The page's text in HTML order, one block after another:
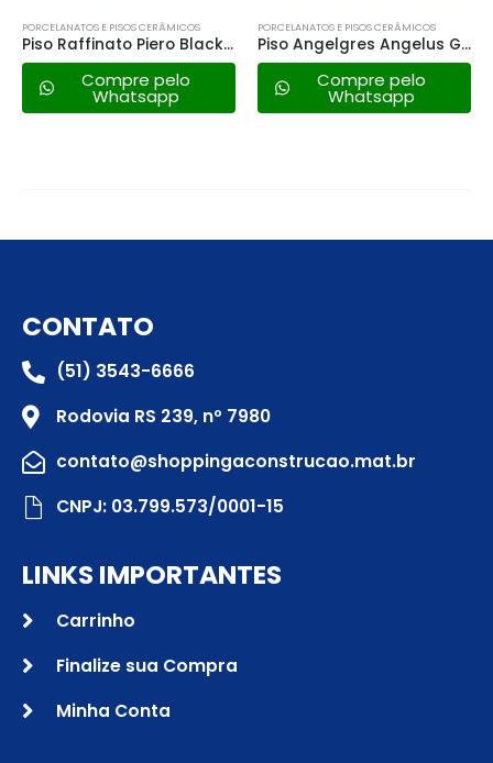
PORCELANATOS E PISOS CERÂMICOS
Piso Raffinato Piero Black – 68×68 Ret. a
Compre pelo
Whatsapp
PORCELANATOS E PISOS CERÂMICOS
Piso Angelgres Angelus Gray 60×60 a
Compre pelo
Whatsapp
CONTATO
(51) 3543-6666
Rodovia RS 239, nº 7980
contato@shoppingaconstrucao.mat.br
CNPJ: 03.799.573/0001-15
LINKS IMPORTANTES
Carrinho
Finalize sua Compra
Minha Conta